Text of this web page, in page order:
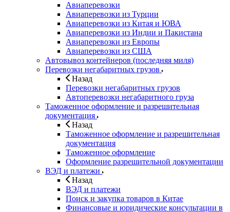
Авиаперевозки
Авиаперевозки из Турции
Авиаперевозки из Китая и ЮВА
Авиаперевозки из Индии и Пакистана
Авиаперевозки из Европы
Авиаперевозки из США
Автовывоз контейнеров (последняя миля)
Перевозки негабаритных грузов
Назад
Перевозки негабаритных грузов
Автоперевозки негабаритного груза
Таможенное оформление и разрешительная
документация
Назад
Таможенное оформление и разрешительная
документация
Таможенное оформление
Оформление разрешительной документации
ВЭД и платежи
Назад
ВЭД и платежи
Поиск и закупка товаров в Китае
Финансовые и юридические консультации в